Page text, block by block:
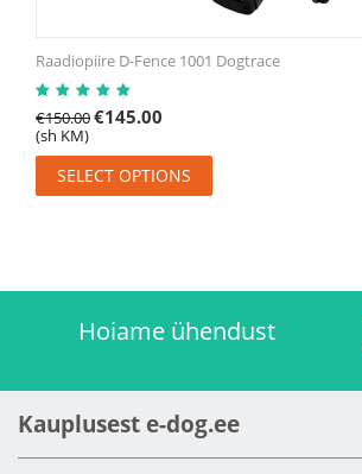
Raadiopiire D-Fence 1001 Dogtrace
€150.00€145.00
(sh KM)
SELECT OPTIONS
Hoiame ühendust
Kauplusest e-dog.ee